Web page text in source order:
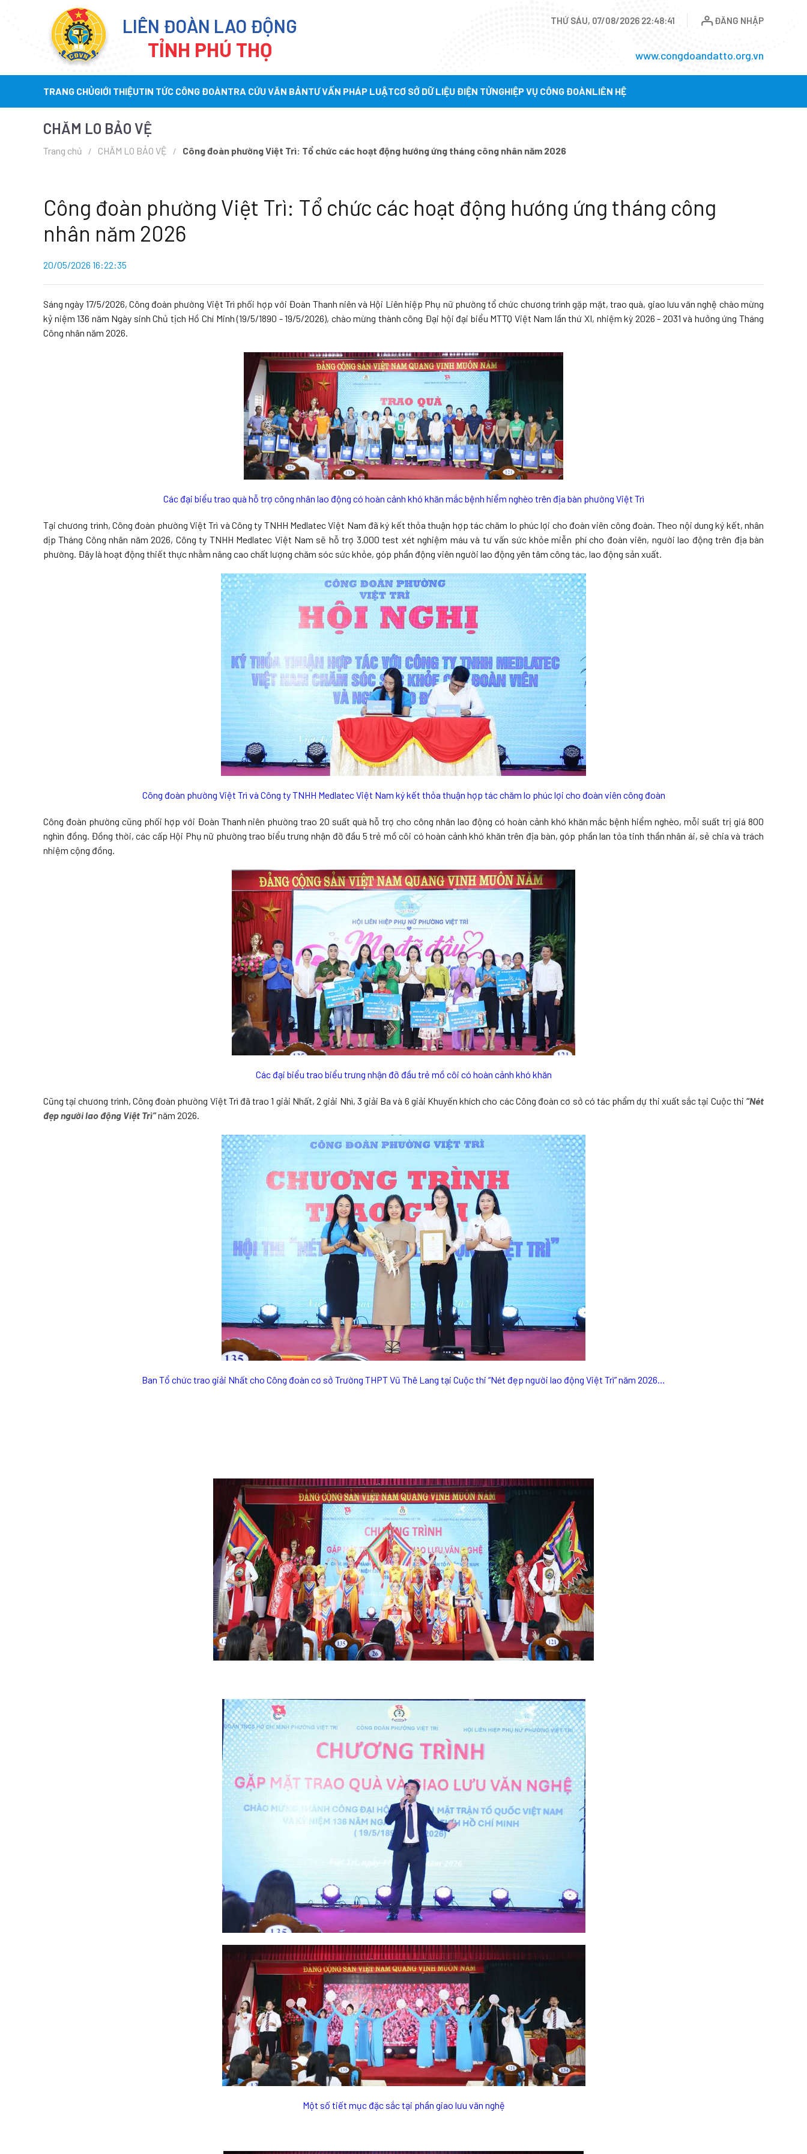
LIÊN ĐOÀN LAO ĐỘNG
TỈNH PHÚ THỌ
THỨ SÁU, 07/08/2026 22:48:43 ĐĂNG NHẬP
www.congdoandatto.org.vn
TRANG CHỦGIỚI THIỆUTIN TỨC CÔNG ĐOÀNTRA CỨU VĂN BẢNTƯ VẤN PHÁP LUẬTCƠ SỞ DỮ LIỆU ĐIỆN TỬNGHIỆP VỤ CÔNG ĐOÀNLIÊN HỆ
CHĂM LO BẢO VỆ
Trang chủ CHĂM LO BẢO VỆ Công đoàn phường Việt Trì: Tổ chức các hoạt động hướng ứng tháng công nhân năm 2026
Công đoàn phường Việt Trì: Tổ chức các hoạt động hướng ứng tháng công
nhân năm 2026
20/05/2026 16:22:35
Sáng ngày 17/5/2026, Công đoàn phường Việt Trì phối hợp với Đoàn Thanh niên và Hội Liên hiệp Phụ nữ phường tổ chức chương trình gặp mặt, trao quà, giao lưu văn nghệ chào mừng
kỷ niệm 136 năm Ngày sinh Chủ tịch Hồ Chí Minh (19/5/1890 - 19/5/2026), chào mừng thành công Đại hội đại biểu MTTQ Việt Nam lần thứ XI, nhiệm kỳ 2026 - 2031 và hưởng ứng Tháng
Công nhân năm 2026.
Các đại biểu trao quà hỗ trợ công nhân lao động có hoàn cảnh khó khăn mắc bệnh hiểm nghèo trên địa bàn phường Việt Trì
Tại chương trình, Công đoàn phường Việt Trì và Công ty TNHH Medlatec Việt Nam đã ký kết thỏa thuận hợp tác chăm lo phúc lợi cho đoàn viên công đoàn. Theo nội dung ký kết, nhân
dịp Tháng Công nhân năm 2026, Công ty TNHH Medlatec Việt Nam sẽ hỗ trợ 3.000 test xét nghiệm máu và tư vấn sức khỏe miễn phí cho đoàn viên, người lao động trên địa bàn
phường. Đây là hoạt động thiết thực nhằm nâng cao chất lượng chăm sóc sức khỏe, góp phần động viên người lao động yên tâm công tác, lao động sản xuất.
Công đoàn phường Việt Trì và Công ty TNHH Medlatec Việt Nam ký kết thỏa thuận hợp tác chăm lo phúc lợi cho đoàn viên công đoàn
Công đoàn phường cũng phối hợp với Đoàn Thanh niên phường trao 20 suất quà hỗ trợ cho công nhân lao động có hoàn cảnh khó khăn mắc bệnh hiểm nghèo, mỗi suất trị giá 800
nghìn đồng. Đồng thời, các cấp Hội Phụ nữ phường trao biểu trưng nhận đỡ đầu 5 trẻ mồ côi có hoàn cảnh khó khăn trên địa bàn, góp phần lan tỏa tinh thần nhân ái, sẻ chia và trách
nhiệm cộng đồng.
Các đại biểu trao biểu trưng nhận đỡ đầu trẻ mồ côi có hoàn cảnh khó khăn
Cũng tại chương trình, Công đoàn phường Việt Trì đã trao 1 giải Nhất, 2 giải Nhì, 3 giải Ba và 6 giải Khuyến khích cho các Công đoàn cơ sở có tác phẩm dự thi xuất sắc tại Cuộc thi “Nét
đẹp người lao động Việt Trì”năm 2026.
Ban Tổ chức trao giải Nhất cho Công đoàn cơ sở Trường THPT Vũ Thê Lang tại Cuộc thi “Nét đẹp người lao động Việt Trì” năm 2026…
Một số tiết mục đặc sắc tại phần giao lưu văn nghệ